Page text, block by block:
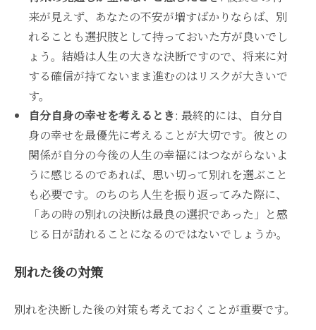
来が見えず、あなたの不安が増すばかりならば、別
れることも選択肢として持っておいた方が良いでし
ょう。結婚は人生の大きな決断ですので、将来に対
する確信が持てないまま進むのはリスクが大きいで
す。
自分自身の幸せを考えるとき: 最終的には、自分自
身の幸せを最優先に考えることが大切です。彼との
関係が自分の今後の人生の幸福にはつながらないよ
うに感じるのであれば、思い切って別れを選ぶこと
も必要です。のちのち人生を振り返ってみた際に、
「あの時の別れの決断は最良の選択であった」と感
じる日が訪れることになるのではないでしょうか。
別れた後の対策
別れを決断した後の対策も考えておくことが重要です。